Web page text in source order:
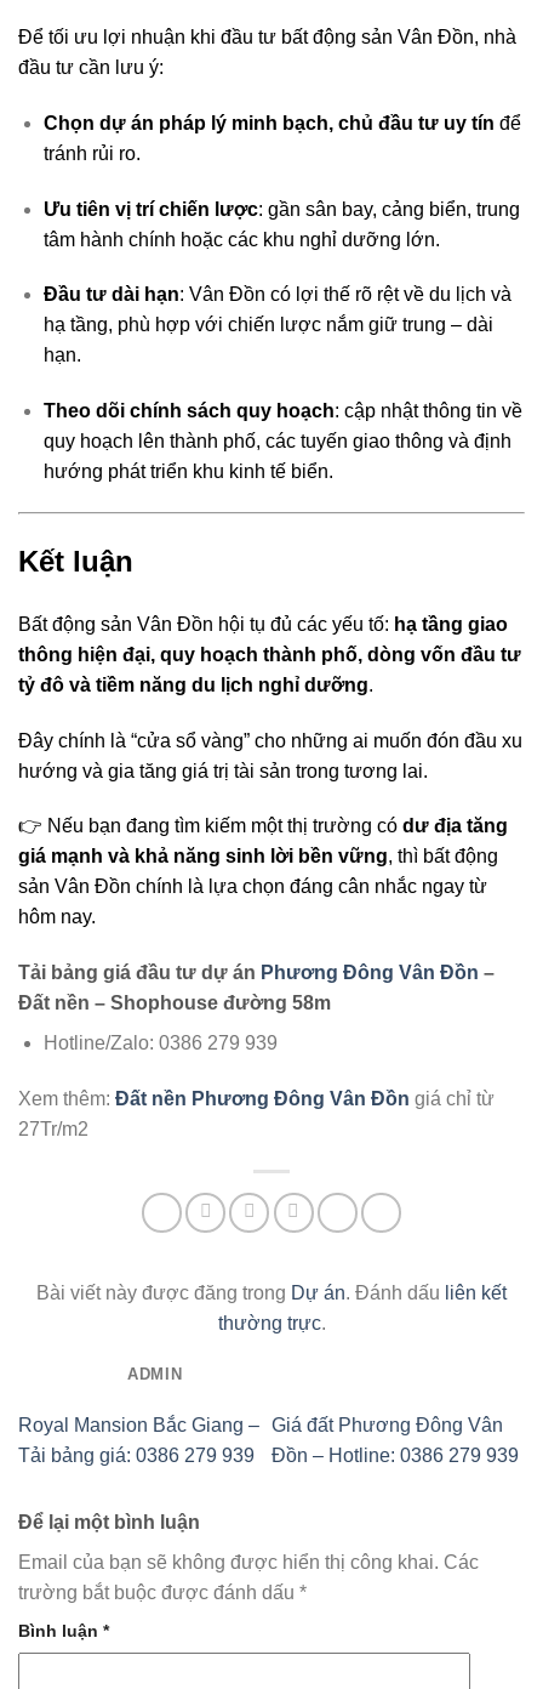
Để tối ưu lợi nhuận khi đầu tư bất động sản Vân Đồn, nhà
đầu tư cần lưu ý:
Chọn dự án pháp lý minh bạch, chủ đầu tư uy tín để
tránh rủi ro.
Ưu tiên vị trí chiến lược: gần sân bay, cảng biển, trung
tâm hành chính hoặc các khu nghỉ dưỡng lớn.
Đầu tư dài hạn: Vân Đồn có lợi thế rõ rệt về du lịch và
hạ tầng, phù hợp với chiến lược nắm giữ trung – dài
hạn.
Theo dõi chính sách quy hoạch: cập nhật thông tin về
quy hoạch lên thành phố, các tuyến giao thông và định
hướng phát triển khu kinh tế biển.
Kết luận
Bất động sản Vân Đồn hội tụ đủ các yếu tố: hạ tầng giao
thông hiện đại, quy hoạch thành phố, dòng vốn đầu tư
tỷ đô và tiềm năng du lịch nghỉ dưỡng.
Đây chính là “cửa sổ vàng” cho những ai muốn đón đầu xu
hướng và gia tăng giá trị tài sản trong tương lai.
👉 Nếu bạn đang tìm kiếm một thị trường có dư địa tăng
giá mạnh và khả năng sinh lời bền vững, thì bất động
sản Vân Đồn chính là lựa chọn đáng cân nhắc ngay từ
hôm nay.
Tải bảng giá đầu tư dự án Phương Đông Vân Đồn –
Đất nền – Shophouse đường 58m
Hotline/Zalo: 0386 279 939
Xem thêm: Đất nền Phương Đông Vân Đồn giá chỉ từ
27Tr/m2
Bài viết này được đăng trong Dự án. Đánh dấu liên kết
thường trực.
ADMIN
Royal Mansion Bắc Giang –
Tải bảng giá: 0386 279 939
Giá đất Phương Đông Vân
Đồn – Hotline: 0386 279 939
Để lại một bình luận
Email của bạn sẽ không được hiển thị công khai. Các
trường bắt buộc được đánh dấu *
Bình luận *